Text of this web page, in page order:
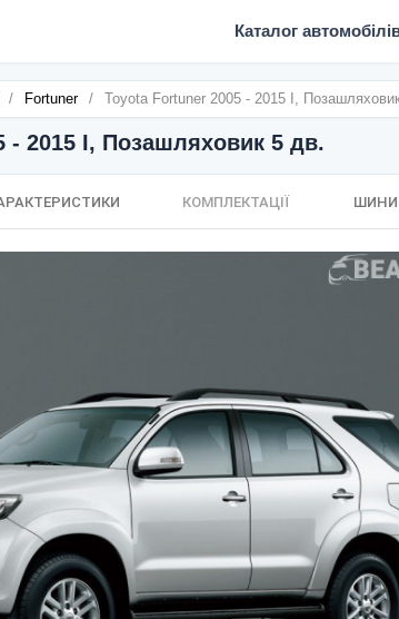
Каталог
/ Fortuner / Toyota Fortuner 2005 - 2015 I,
- 2015 I, Позашляховик 5 дв.
КОМПЛЕКТАЦІЇ ШИНИ